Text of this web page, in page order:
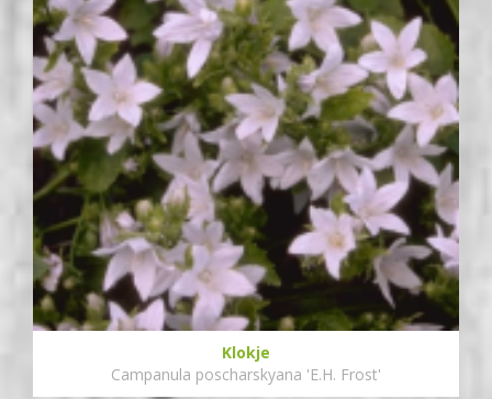
Klokje
Campanula poscharskyana 'E.H. Frost'